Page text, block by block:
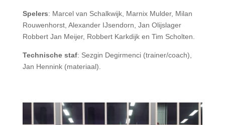
Spelers: Marcel van Schalkwijk, Marnix Mulder, Milan
Rouwenhorst, Alexander IJsendorn, Jan Olijslager
Robbert Jan Meijer, Robbert Karkdijk en Tim Scholten.
Technische staf: Sezgin Degirmenci (trainer/coach),
Jan Hennink (materiaal).